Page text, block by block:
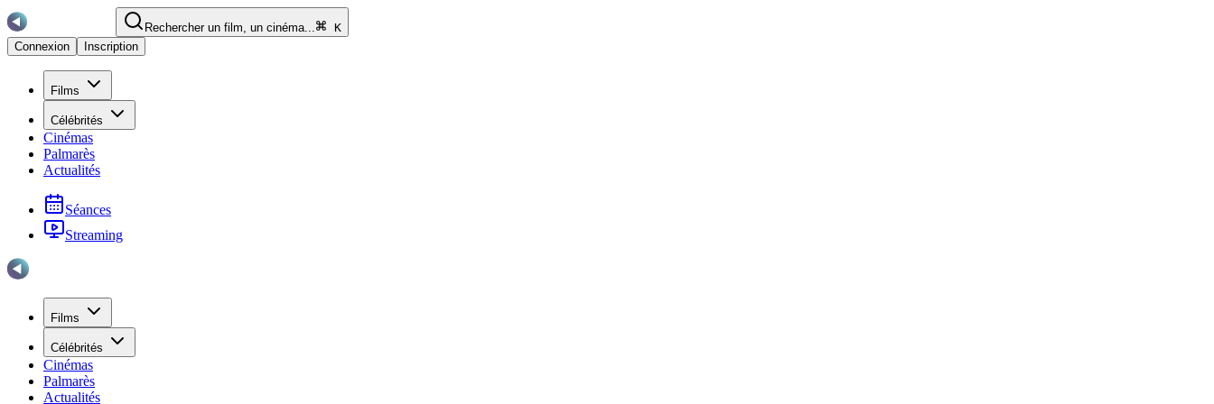
Rechercher un film, un cinéma...
K
Connexion
Inscription
Films
Célébrités
Cinémas
Palmarès
Actualités
Séances
Streaming
Films
Célébrités
Cinémas
Palmarès
Actualités